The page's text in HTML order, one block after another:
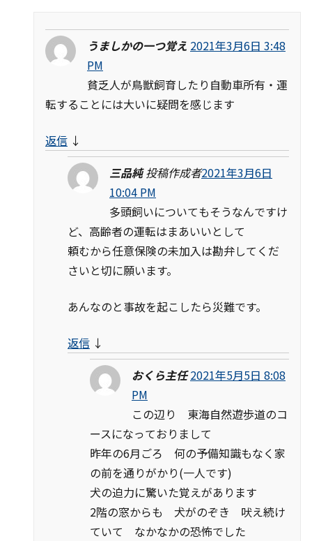
うましかの一つ覚え 2021年3月6日 3:48
PM
貧乏人が鳥獣飼育したり自動車所有・運
転することには大いに疑問を感じます
返信 ↓
三品純 投稿作成者2021年3月6日
10:04 PM
多頭飼いについてもそうなんですけ
ど、高齢者の運転はまあいいとして
頼むから任意保険の未加入は勘弁してくだ
さいと切に願います。
あんなのと事故を起こしたら災難です。
返信 ↓
おくら主任 2021年5月5日 8:08
PM
この辺り 東海自然遊歩道のコ
ースになっておりまして
昨年の6月ごろ 何の予備知識もなく家
の前を通りがかり(一人です)
犬の迫力に驚いた覚えがあります
2階の窓からも 犬がのぞき 吠え続け
ていて なかなかの恐怖でした